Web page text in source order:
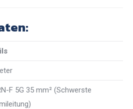
F 5G 35 mm² (Schwerste